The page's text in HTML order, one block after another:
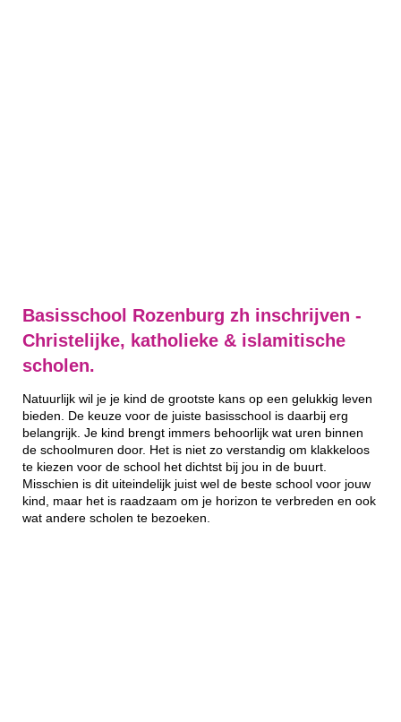
Basisschool Rozenburg zh inschrijven -
Christelijke, katholieke & islamitische
scholen.
Natuurlijk wil je je kind de grootste kans op een gelukkig leven
bieden. De keuze voor de juiste basisschool is daarbij erg
belangrijk. Je kind brengt immers behoorlijk wat uren binnen
de schoolmuren door. Het is niet zo verstandig om klakkeloos
te kiezen voor de school het dichtst bij jou in de buurt.
Misschien is dit uiteindelijk juist wel de beste school voor jouw
kind, maar het is raadzaam om je horizon te verbreden en ook
wat andere scholen te bezoeken.